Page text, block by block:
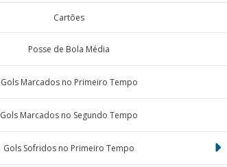
Cartões
Posse de Bola Média
Gols Marcados no Primeiro Tempo
Gols Marcados no Segundo Tempo
Gols Sofridos no Primeiro Tempo